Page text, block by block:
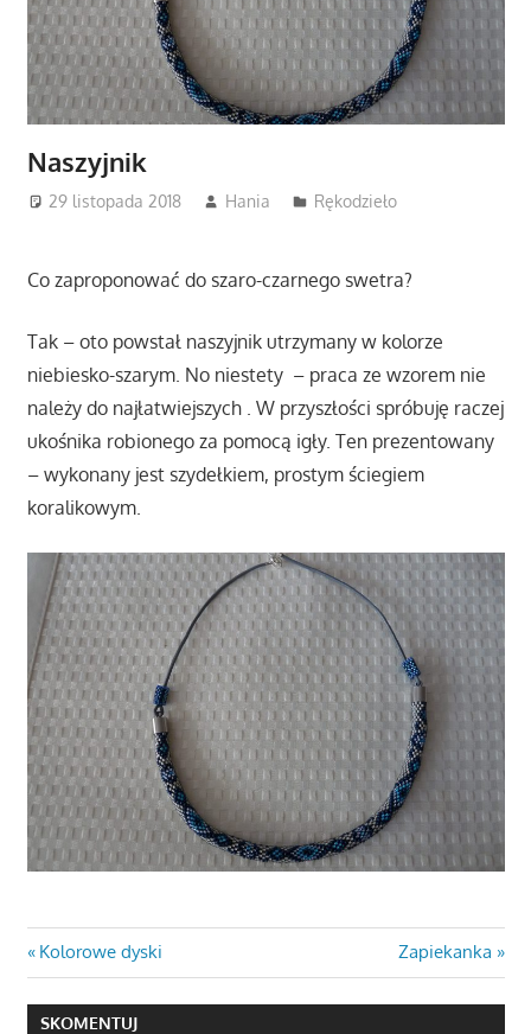
Naszyjnik
29 listopada 2018 Hania Rękodzieło
Co zaproponować do szaro-czarnego swetra?
Tak – oto powstał naszyjnik utrzymany w kolorze
niebiesko-szarym. No niestety – praca ze wzorem nie
należy do najłatwiejszych . W przyszłości spróbuję raczej
ukośnika robionego za pomocą igły. Ten prezentowany
– wykonany jest szydełkiem, prostym ściegiem
koralikowym.
Nawigacja
wpisu
Previous
Post:
Kolorowe dyski
Next
Post:
Zapiekanka
SKOMENTUJ